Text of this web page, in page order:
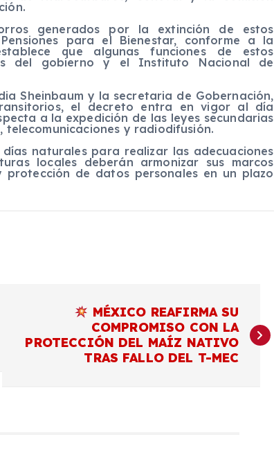
generados por la extinción de estos
para el Bienestar, conforme a la
que algunas funciones de estos
del gobierno y el Instituto Nacional de
Sheinbaum y la secretaria de Gobernación,
el decreto entra en vigor al día
a la expedición de las leyes secundarias
y radiodifusión.
naturales para realizar las adecuaciones
locales deberán armonizar sus marcos
de datos personales en un plazo
MÉXICO REAFIRMA SU
COMPROMISO CON LA
PROTECCIÓN DEL MAÍZ NATIVO
TRAS FALLO DEL T-MEC